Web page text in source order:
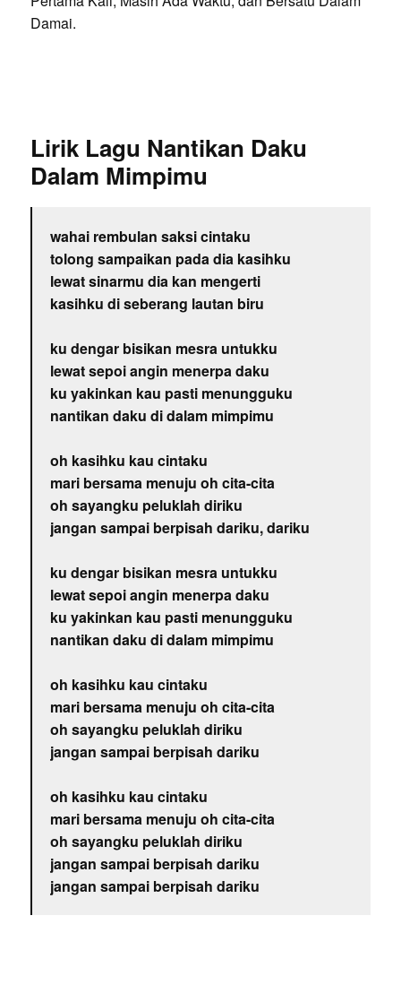
Damai.
Lirik Lagu Nantikan Daku
Dalam Mimpimu
wahai rembulan saksi cintaku
tolong sampaikan pada dia kasihku
lewat sinarmu dia kan mengerti
kasihku di seberang lautan biru
ku dengar bisikan mesra untukku
lewat sepoi angin menerpa daku
ku yakinkan kau pasti menungguku
nantikan daku di dalam mimpimu
oh kasihku kau cintaku
mari bersama menuju oh cita-cita
oh sayangku peluklah diriku
jangan sampai berpisah dariku, dariku
ku dengar bisikan mesra untukku
lewat sepoi angin menerpa daku
ku yakinkan kau pasti menungguku
nantikan daku di dalam mimpimu
oh kasihku kau cintaku
mari bersama menuju oh cita-cita
oh sayangku peluklah diriku
jangan sampai berpisah dariku
oh kasihku kau cintaku
mari bersama menuju oh cita-cita
oh sayangku peluklah diriku
jangan sampai berpisah dariku
jangan sampai berpisah dariku